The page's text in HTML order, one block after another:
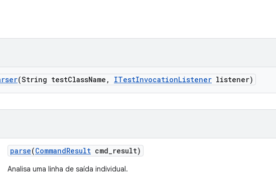
(String testClassName , ITestInvocationListener listener)
parse(CommandResult cmd_result)
Analisa uma linha de saída individual.